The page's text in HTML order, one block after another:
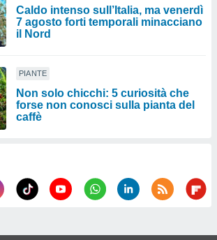
Caldo intenso sull’Italia, ma venerdì
7 agosto forti temporali minacciano
il Nord
PIANTE
Non solo chicchi: 5 curiosità che
forse non conosci sulla pianta del
caffè